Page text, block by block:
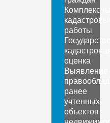
работы
оценка
Выявление
ранее
учтенных
объектов